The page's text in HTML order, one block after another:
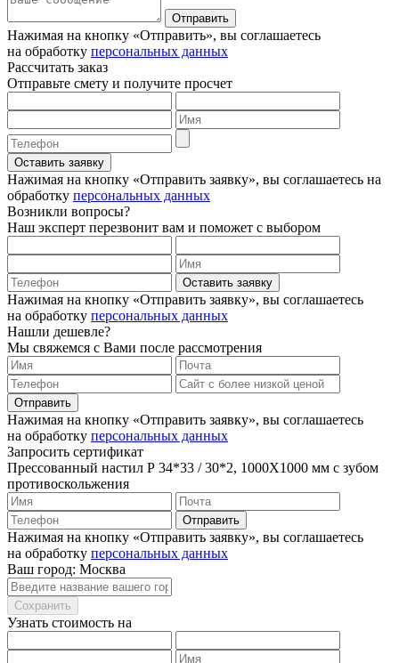
Отправить
Нажимая на кнопку «Отправить», вы соглашаетесь
на обработку персональных данных
Рассчитать заказ
Отправьте смету и получите просчет
Оставить заявку
Нажимая на кнопку «Отправить заявку», вы соглашаетесь на
обработку персональных данных
Возникли вопросы?
Наш эксперт перезвонит вам и поможет с выбором
Оставить заявку
Нажимая на кнопку «Отправить заявку», вы соглашаетесь
на обработку персональных данных
Нашли дешевле?
Мы свяжемся с Вами после рассмотрения
Отправить
Нажимая на кнопку «Отправить заявку», вы соглашаетесь
на обработку персональных данных
Запросить сертификат
Прессованный настил Р 34*33 / 30*2, 1000X1000 мм с зубом
противоскольжения
Отправить
Нажимая на кнопку «Отправить заявку», вы соглашаетесь
на обработку персональных данных
Ваш город: Москва
Сохранить
Узнать стоимость на